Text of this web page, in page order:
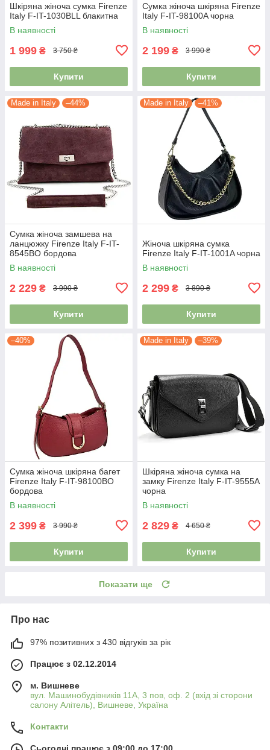
Шкіряна жіноча сумка Firenze
Italy F-IT-1030BLL блакитна
В наявності
1 999 ₴ 3 750 ₴
Купити
Сумка жіноча шкіряна Firenze
Italy F-IT-98100A чорна
В наявності
2 199 ₴ 3 990 ₴
Купити
Made in Italy –44%
Сумка жіноча замшева на
ланцюжку Firenze Italy F-IT-
8545BO бордова
В наявності
2 229 ₴ 3 990 ₴
Купити
Made in Italy –41%
Жіноча шкіряна сумка
Firenze Italy F-IT-1001A чорна
В наявності
2 299 ₴ 3 890 ₴
Купити
–40%
Сумка жіноча шкіряна багет
Firenze Italy F-IT-98100BO
бордова
В наявності
2 399 ₴ 3 990 ₴
Купити
Made in Italy –39%
Шкіряна жіноча сумка на
замку Firenze Italy F-IT-9555A
чорна
В наявності
2 829 ₴ 4 650 ₴
Купити
Показати ще
Про нас
97% позитивних з 430 відгуків за рік
Працює з 02.12.2014
м. Вишневе
вул. Машинобудівників 11А, 3 пов, оф. 2 (вхід зі сторони
салону Алітель), Вишневе, Україна
Контакти
Сьогодні працює з 09:00 до 17:00